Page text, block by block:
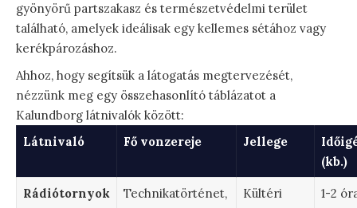
gyönyörű partszakasz és természetvédelmi terület
található, amelyek ideálisak egy kellemes sétához vagy
kerékpározáshoz.
Ahhoz, hogy segítsük a látogatás megtervezését,
nézzünk meg egy összehasonlító táblázatot a
Kalundborg látnivalók között:
Látnivaló
Fő vonzereje Jellege
(kb.)
Rádiótornyok
Technikatörténet,
Kültéri
1-2